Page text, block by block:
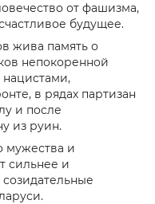
от фашизма,
будущее.
жива память о
непокоренной
в рядах партизан
и после
из руин.
мужества и
сильнее и